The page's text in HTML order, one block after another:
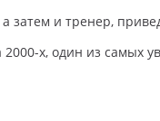
и тренер,
х, один из самых